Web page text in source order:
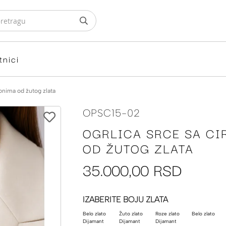
od žutog zlata
OGRLICA SRCE SA
OD ŽUTOG ZLATA
OPSC15-02
35.000,00 RSD
IZABERITE BOJU ZLATA
Belo zlato
Dijamant
Žuto zlato
Dijamant
Roze zlato
Dijamant
Belo zlato